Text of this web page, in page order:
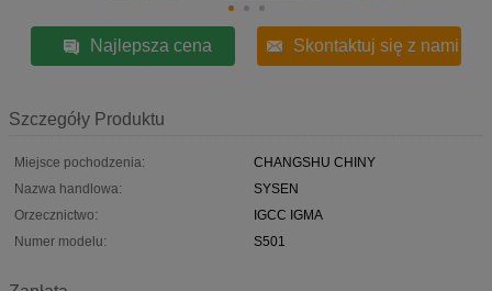
Najlepsza cena Skontaktuj się z nami
Szczegóły Produktu
Miejsce pochodzenia:
CHANGSHU CHINY
Nazwa handlowa:
SYSEN
Orzecznictwo:
IGCC IGMA
Numer modelu:
S501